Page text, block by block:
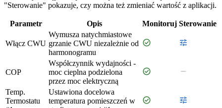
"Sterowanie" pokazuje, czy można też zmieniać wartość z aplikacji.
Parametr Opis Monitoruj Sterowanie
Włącz CWU
Wymusza natychmiastowe
grzanie CWU niezależnie od
harmonogramu
check_circle tune
COP
Współczynnik wydajności -
moc cieplna podzielona
przez moc elektryczną
check_circle remove
Temp.
Termostatu
Ustawiona docelowa
temperatura pomieszczeń w
check_circle tune